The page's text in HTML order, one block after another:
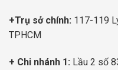
+Trụ sở chính: 117-119
TPHCM
+ Chi nhánh 1: Lầu 2 số